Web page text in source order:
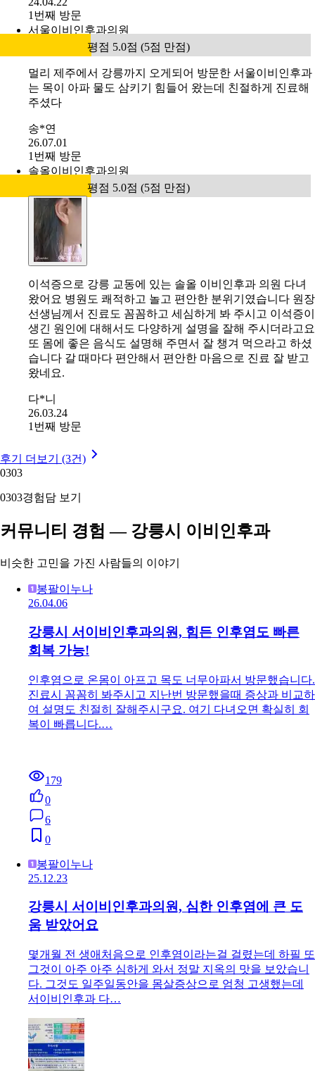
1번째 방문
서울이비인후과의원
평점 5.0점 (5점 만점)
멀리 제주에서 강릉까지 오게되어 방문한 서울이비인후과
는 목이 아파 물도 삼키기 힘들어 왔는데 친절하게 진료해
주셨다
송*연
26.07.01
1번째 방문
솔올이비인후과의원
평점 5.0점 (5점 만점)
이석증으로 강릉 교동에 있는 솔올 이비인후과 의원 다녀
왔어요 병원도 쾌적하고 놀고 편안한 분위기였습니다 원장
선생님께서 진료도 꼼꼼하고 세심하게 봐 주시고 이석증이
생긴 원인에 대해서도 다양하게 설명을 잘해 주시더라고요
또 몸에 좋은 음식도 설명해 주면서 잘 챙겨 먹으라고 하셨
습니다 갈 때마다 편안해서 편안한 마음으로 진료 잘 받고
왔네요.
다*니
26.03.24
1번째 방문
후기 더보기 (3건)
0303
0303경험담 보기
커뮤니티 경험 — 강릉시 이비인후과
비슷한 고민을 가진 사람들의 이야기
봉팔이누나
26.04.06
강릉시 서이비인후과의원, 힘든 인후염도 빠른
회복 가능!
인후염으로 온몸이 아프고 목도 너무아파서 방문했습니다.
진료시 꼼꼼히 봐주시고 지난번 방문했을때 증상과 비교하
여 설명도 친절히 잘해주시구요. 여기 다녀오면 확실히 회
복이 빠릅니다.…
179
0
6
0
봉팔이누나
강릉시 서이비인후과의원, 심한 인후염에 큰 도
움 받았어요
몇개월 전 생애처음으로 인후염이라는걸 걸렸는데 하필 또
그것이 아주 아주 심하게 와서 정말 지옥의 맛을 보았습니
다. 그것도 일주일동안을 몸살증상으로 엄청 고생했는데
서이비인후과 다…